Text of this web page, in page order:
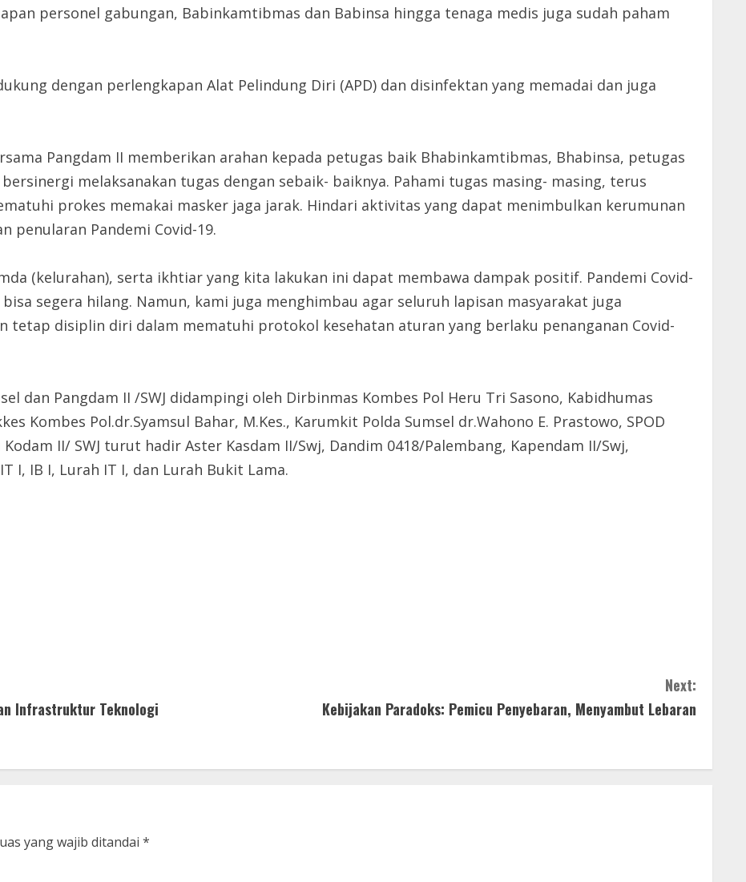
personel gabungan, Babinkamtibmas dan Babinsa hingga tenaga medis juga sudah paham
dengan perlengkapan Alat Pelindung Diri (APD) dan disinfektan yang memadai dan juga
Pangdam II memberikan arahan kepada petugas baik Bhabinkamtibmas, Bhabinsa, petugas
melaksanakan tugas dengan sebaik- baiknya. Pahami tugas masing- masing, terus
prokes memakai masker jaga jarak. Hindari aktivitas yang dapat menimbulkan kerumunan
penularan Pandemi Covid-19.
(kelurahan), serta ikhtiar yang kita lakukan ini dapat membawa dampak positif. Pandemi Covid-
segera hilang. Namun, kami juga menghimbau agar seluruh lapisan masyarakat juga
tetap disiplin diri dalam mematuhi protokol kesehatan aturan yang berlaku penanganan Covid-
dan Pangdam II /SWJ didampingi oleh Dirbinmas Kombes Pol Heru Tri Sasono, Kabidhumas
Kombes Pol.dr.Syamsul Bahar, M.Kes., Karumkit Polda Sumsel dr.Wahono E. Prastowo, SPOD
II/ SWJ turut hadir Aster Kasdam II/Swj, Dandim 0418/Palembang, Kapendam II/Swj,
I, IB I, Lurah IT I, dan Lurah Bukit Lama.
Infrastruktur Teknologi
Next:
Kebijakan Paradoks: Pemicu Penyebaran, Menyambut Lebaran
yang wajib ditandai *